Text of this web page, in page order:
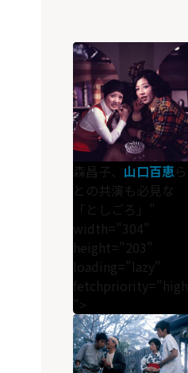
森昌子、 山口百恵ら
との共演も必見な
「としごろ」"
width="304"
height="203"
loading="lazy"
fetchpriority="high
">